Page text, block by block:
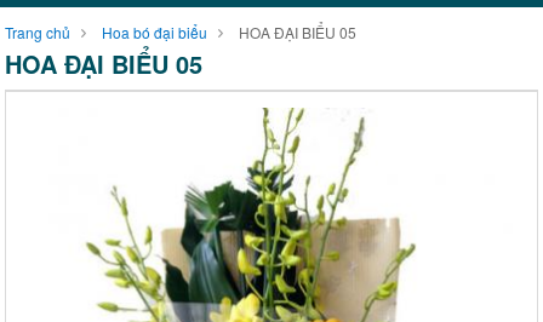
Trang chủ Hoa bó đại biểu HOA ĐẠI BIỂU 05
HOA ĐẠI BIỂU 05